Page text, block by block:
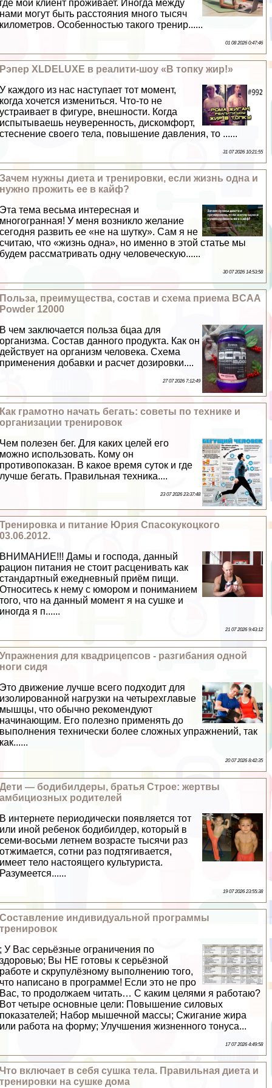
где мой клиент проживает. Иногда между
нами могут быть расстояния много тысяч
километров. Особенностью такого тренир......
01 08 2026 0:47:46
Рэпер XLDELUXE в реалити-шоу «В топку жир!»
У каждого из нас наступает тот момент,
когда хочется измениться. Что-то не
устраивает в фигуре, внешности. Когда
испытываешь неуверенность, дискомфорт,
стеснение своего тела, повышение давления, то ......
31 07 2026 10:21:55
Зачем нужны диета и тренировки, если жизнь одна и
нужно прожить ее в кайф?
Эта тема весьма интересная и
многогранная! У меня возникло желание
сегодня развить ее «не на шутку». Сам я не
считаю, что «жизнь одна», но именно в этой статье мы
будем рассматривать одну человеческую......
30 07 2026 14:53:58
Польза, преимущества, состав и схема приема BCAA
Powder 12000
В чем заключается польза бцаа для
организма. Состав данного продукта. Как он
действует на организм человека. Схема
применения добавки и расчет дозировки....
27 07 2026 7:12:49
Как грамотно начать бегать: советы по технике и
организации тренировок
Чем полезен бег. Для каких целей его
можно использовать. Кому он
противопоказан. В какое время суток и где
лучше бегать. Правильная техника....
23 07 2026 23:37:48
Тренировка и питание Юрия Спасокукоцкого
03.06.2012.
ВНИМАНИЕ!!! Дамы и господа, данный
рацион питания не стоит расценивать как
стандартный ежедневный приём пищи.
Относитесь к нему с юмором и пониманием
того, что на данный момент я на сушке и
иногда я п......
21 07 2026 9:43:12
Упражнения для квадрицепсов - разгибания одной
ноги сидя
Это движение лучше всего подходит для
изолированной нагрузки на четырехглавые
мышцы, что обычно рекомендуют
начинающим. Его полезно применять до
выполнения технически более сложных упражнений, так
как......
20 07 2026 8:42:35
Дети — бодибилдеры, братья Строе: жертвы
амбициозных родителей
В интернете периодически появляется тот
или иной ребенок бодибилдер, который в
семи-восьми летнем возрасте тысячи раз
отжимается, сотни раз подтягивается,
имеет тело настоящего культуриста.
Разумеется......
19 07 2026 23:55:38
Составление индивидуальной программы
тренировок
; У Вас серьёзные ограничения по
здоровью; Вы НЕ готовы к серьёзной
работе и скрупулёзному выполнению того,
что написано в программе! Если это не про
Вас, то продолжаем читать… С каким целями я работаю?
Вот четыре основные цели: Повышение силовых
показателей; Набор мышечной массы; Сжигание жира
или работа на форму; Улучшения жизненного тонуса...
17 07 2026 4:49:58
Что включает в себя сушка тела. Правильная диета и
тренировки на сушке дома